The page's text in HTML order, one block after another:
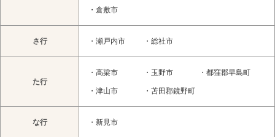
・ 倉敷市
さ行 ・ 瀬戸内市 ・ 総社市
た行
・ 高梁市 ・ 玉野市 ・ 都窪郡早島町
・ 津山市 ・ 苫田郡鏡野町
な行 ・ 新見市